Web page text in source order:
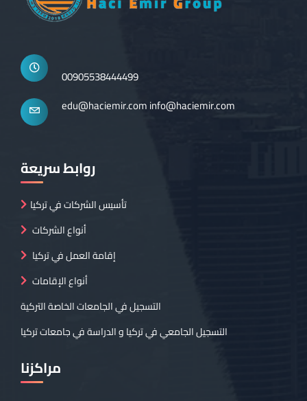
00905538444499
edu@haciemir.cominfo@haciemir.com
روابط سريعة
تأسيس الشركات في تركيا
أنواع الشركات
إقامة العمل في تركيا
أنواع الإقامات
التسجيل في الجامعات الخاصة التركية
التسجيل الجامعي في تركيا و الدراسة في جامعات تركيا
مراكزنا